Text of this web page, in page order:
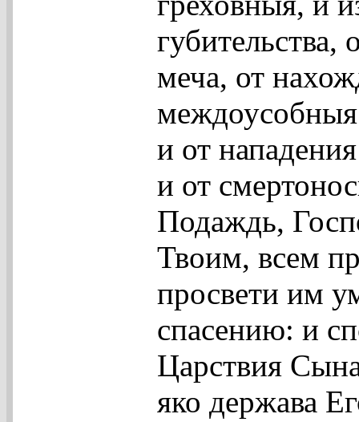
губительства,
меча, от
и от
и от
Подаждь,
Твоим, всем
просвети им
спасению: и
Царствия
яко держава